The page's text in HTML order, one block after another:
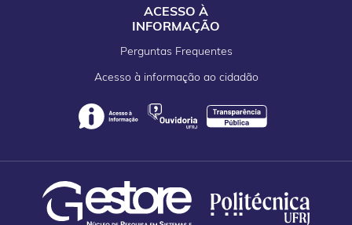
ACESSO À
INFORMAÇÃO
Perguntas Frequentes
Acesso à informação ao cidadão